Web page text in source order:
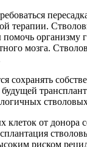
терапии.
организму
мозга.
сохранять
клеток от донора
риском